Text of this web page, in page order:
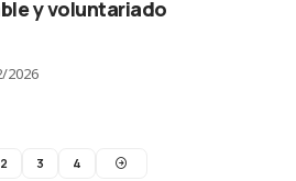
y voluntariado
2026
2 3 4